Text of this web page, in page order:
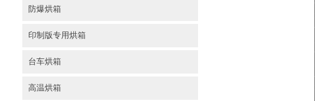
防爆烘箱
印制版专用烘箱
台车烘箱
高温烘箱